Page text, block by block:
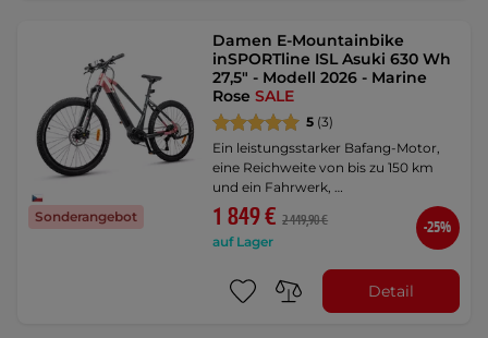
Sonderangebot
Damen E-Mountainbike
inSPORTline ISL Asuki 630 Wh
27,5" - Modell 2026 - Marine
RoseSALE
5 (3)
Ein leistungsstarker Bafang-Motor,
eine Reichweite von bis zu 150 km
und ein Fahrwerk, …
1 849 € 2 449,90 €
auf Lager
-25%
Detail